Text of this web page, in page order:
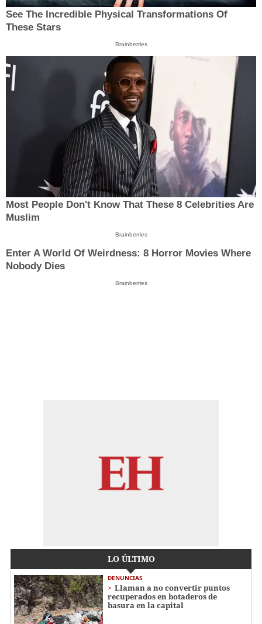
See The Incredible Physical Transformations Of
These Stars
Brainberries
Most People Don't Know That These 8 Celebrities Are
Muslim
Brainberries
Enter A World Of Weirdness: 8 Horror Movies Where
Nobody Dies
Brainberries
LO ÚLTIMO
DENUNCIAS
Llaman a no convertir puntos
recuperados en botaderos de
basura en la capital